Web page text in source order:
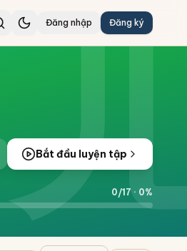
Đăng nhập Đăng ký
Bắt đầu luyện tập
0/17· 0%